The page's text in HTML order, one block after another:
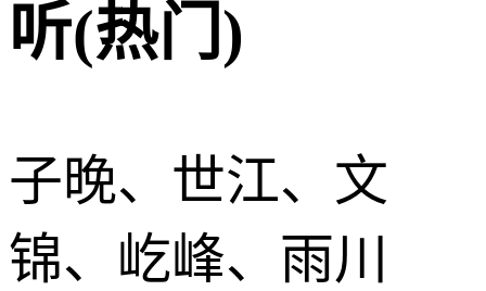
听(热门)
子晚、世江、文
锦、屹峰、雨川